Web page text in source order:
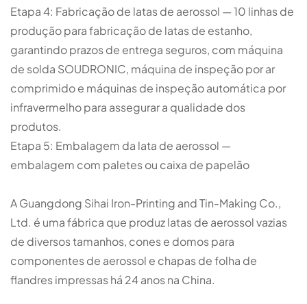
Etapa 4: Fabricação de latas de aerossol — 10 linhas de
produção para fabricação de latas de estanho,
garantindo prazos de entrega seguros, com máquina
de solda SOUDRONIC, máquina de inspeção por ar
comprimido e máquinas de inspeção automática por
infravermelho para assegurar a qualidade dos
produtos.
Etapa 5: Embalagem da lata de aerossol —
embalagem com paletes ou caixa de papelão
A Guangdong Sihai Iron-Printing and Tin-Making Co.,
Ltd. é uma fábrica que produz latas de aerossol vazias
de diversos tamanhos, cones e domos para
componentes de aerossol e chapas de folha de
flandres impressas há 24 anos na China.